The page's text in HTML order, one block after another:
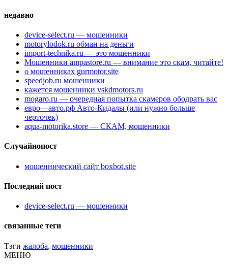
недавно
device-select.ru — мошенники
motorylodok.ru обман на деньги
import-technika.ru — это мошенники
Мошенники ampastore.ru — внимание это скам, читайте!
о мошенниках gurmotor.site
speedjob.ru мошенники
кажется мошенники vskdmotors.ru
mogaro.ru — очередная попытка скамеров ободрать вас
евро—авто.рф Авто-Кидалы (или нужно больше
черточек)
aqua-motorika.store — СКАМ, мошенники
Случайнопост
мошеннический сайт boxbot.site
Последний пост
device-select.ru — мошенники
связанные теги
Тэги жалоба, мошенники
МЕНЮ